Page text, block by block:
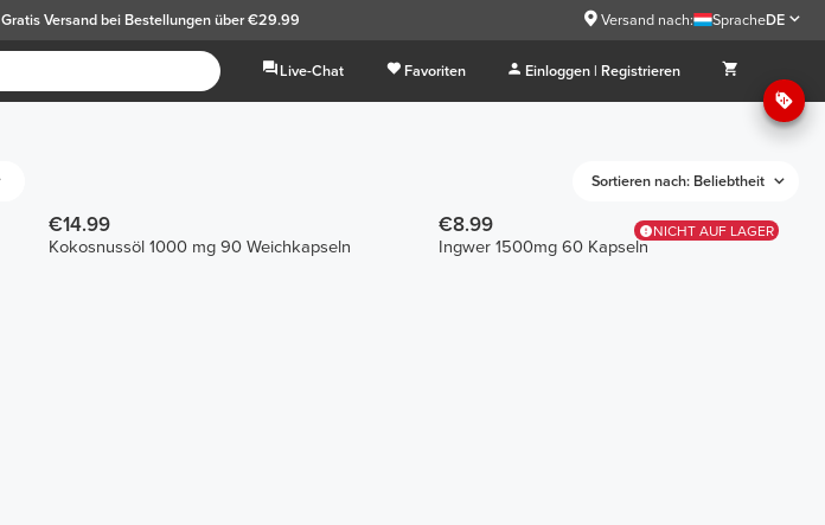
Gratis Versandbei Bestellungen über €29.99 Versand nach: SpracheDE
Live-Chat Favoriten Einloggen | Registrieren
Sortieren nach: Beliebtheit
€14.99
Kokosnussöl 1000 mg 90 Weichkapseln
NICHT AUF LAGER
€8.99
Ingwer 1500mg 60 Kapseln